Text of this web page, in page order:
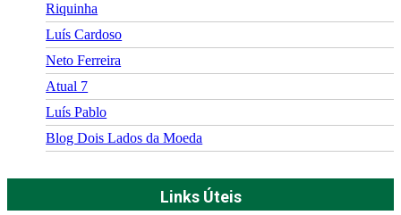
Riquinha
Luís Cardoso
Neto Ferreira
Atual 7
Luís Pablo
Blog Dois Lados da Moeda
Links Úteis